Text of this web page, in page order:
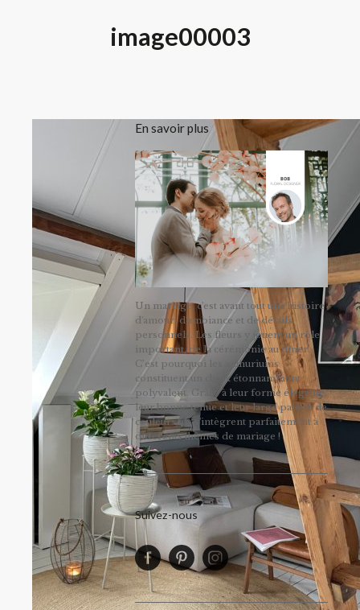
image00003
En savoir plus
Un mariage, c'est avant tout une histoire
d'amour, d'ambiance et de détails
personnels. Les fleurs y jouent un rôle
important, de la cérémonie au dîner.
C’est pourquoi les anthuriums
constituent un choix étonnamment
polyvalent. Grâce à leur forme élégante,
leur bonne tenue et leur large palette de
couleurs, ils s'intègrent parfaitement à
différents thèmes de mariage !
Suivez-nous